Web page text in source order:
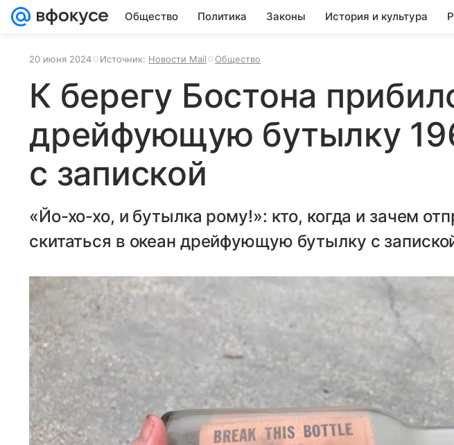
Общество Политика Законы История и культура
20 июня 2024 Источник: Новости Mail Общество
К берегу Бостона
дрейфующую бутылку
с запиской
«Йо-хо-хо, и бутылка рому!»: кто, когда и зачем
скитаться в океан дрейфующую бутылку с